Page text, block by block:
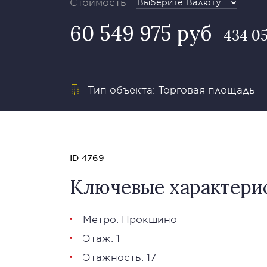
Выберите Валюту
60 549 975 руб 434
Тип объекта: Торговая площадь
ID 4769
Ключевые
Метро: Прокшино
Этаж: 1
Этажность: 17